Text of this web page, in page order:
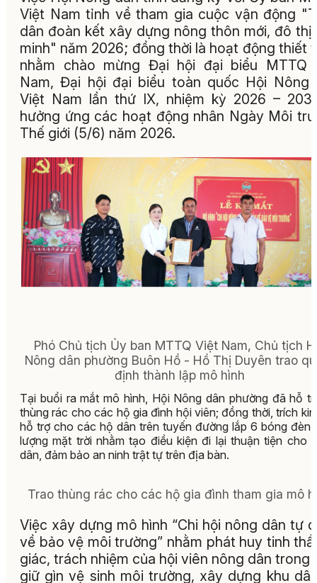
Việt Nam tỉnh về tham gia cuộc vận động
dân đoàn kết xây dựng nông thôn mới, đô thị
minh" năm 2026; đồng thời là hoạt động thiết
nhằm chào mừng Đại hội đại biểu MTTQ
Nam, Đại hội đại biểu toàn quốc Hội Nông
Việt Nam lần thứ IX, nhiệm kỳ 2026 –
hưởng ứng các hoạt động nhân Ngày Môi
Thế giới (5/6) năm 2026.
Phó Chủ tịch Ủy ban MTTQ Việt Nam, Chủ tịch
Nông dân phường Buôn Hồ - Hồ Thị Duyên trao
định thành lập mô hình
Tại buổi ra mắt mô hình, Hội Nông dân phường đã hỗ
thùng rác cho các hộ gia đình hội viên; đồng thời, trích
hỗ trợ cho các hộ dân trên tuyến đường lắp 6 bóng đèn
lượng mặt trời nhằm tạo điều kiện đi lại thuận tiện cho
dân, đảm bảo an ninh trật tự trên địa bàn.
Trao thùng rác cho các hộ gia đình tham gia mô
Việc xây dựng mô hình “Chi hội nông dân tự
về bảo vệ môi trường” nhằm phát huy tinh
giác, trách nhiệm của hội viên nông dân trong
giữ gìn vệ sinh môi trường, xây dựng khu